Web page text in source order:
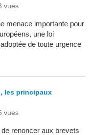
vues
menace importante pour
une loi
de toute urgence
les principaux
vues
renoncer aux brevets